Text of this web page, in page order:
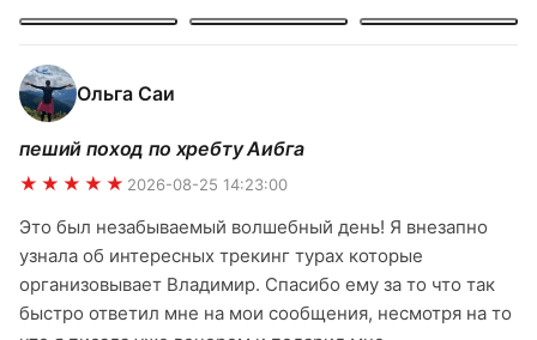
Спасибо большое команде ridertrip и лично Егору за
прекрасный поход! Однозначно буду рекомендовать
всем друзьям и знакомым. Обязательно ещё вернусь к
вам за новыми впечатлениями!
Ольга Саи
пеший поход по хребту Аибга
★★★★★ 2026-08-25 14:23:00
Это был незабываемый волшебный день! Я внезапно
узнала об интересных трекинг турах которые
организовывает Владимир. Спасибо ему за то что так
быстро ответил мне на мои сообщения, несмотря на то